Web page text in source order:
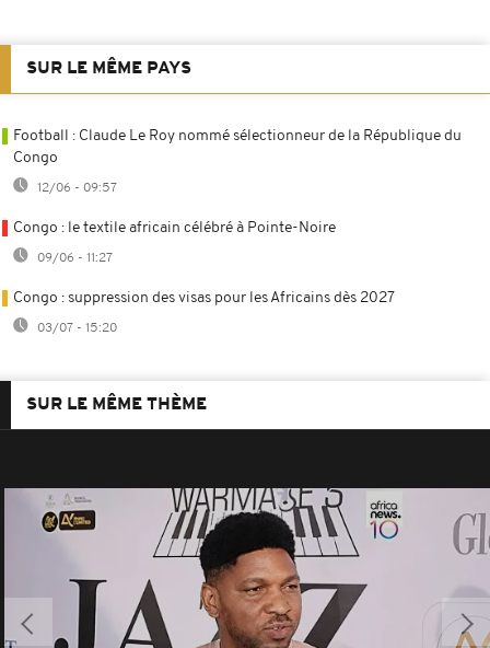
SUR LE MÊME PAYS
Football : Claude Le Roy nommé sélectionneur de la République du
Congo
12/06 - 09:57
Congo : le textile africain célébré à Pointe-Noire
09/06 - 11:27
Congo : suppression des visas pour les Africains dès 2027
03/07 - 15:20
SUR LE MÊME THÈME